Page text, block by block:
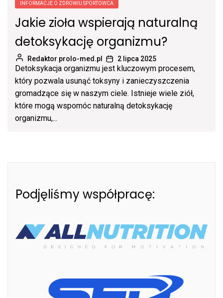
INFORMACJE O ZDROWIU SPORTOWCA
Jakie zioła wspierają naturalną
detoksykację organizmu?
Redaktor prolo-med.pl 2 lipca 2025
Detoksykacja organizmu jest kluczowym procesem,
który pozwala usunąć toksyny i zanieczyszczenia
gromadzące się w naszym ciele. Istnieje wiele ziół,
które mogą wspomóc naturalną detoksykację
organizmu,...
Podjęliśmy współpracę: